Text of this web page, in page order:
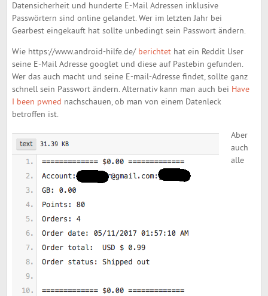
Datensicherheit und hunderte E-Mail Adressen inklusive
Passwörtern sind online gelandet. Wer im letzten Jahr bei
Gearbest eingekauft hat sollte unbedingt sein Passwort ändern.
Wie https://www.android-hilfe.de/ berichtethat ein Reddit User
seine E-Mail Adresse googlet und diese auf Pastebin gefunden.
Wer das auch macht und seine E-mail-Adresse findet, sollte ganz
schnell sein Passwort ändern. Alternativ kann man auch bei Have
I been pwned nachschauen, ob man von einem Datenleck
betroffen ist.
Aber
auch
alle